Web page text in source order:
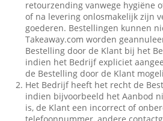
retourzending vanwege hygiëne
of na levering onlosmakelijk zijn
goederen. Bestellingen kunnen
Takeaway.com worden
Bestelling door de Klant bij het
indien het Bedrijf expliciet
de Bestelling door de Klant
Het Bedrijf heeft het recht de
indien bijvoorbeeld het Aanbod
is, de Klant een incorrect of